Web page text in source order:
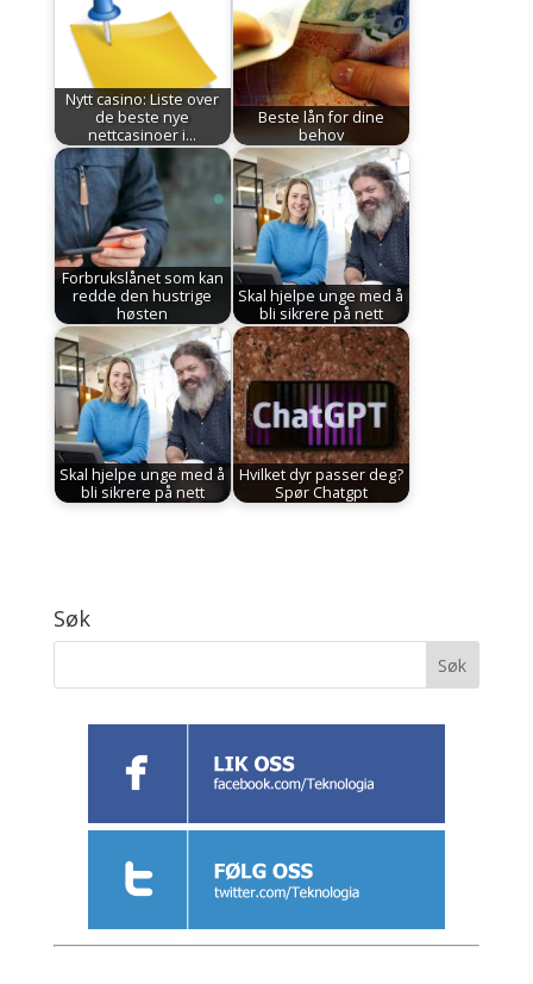
Nytt casino: Liste over
de beste nye
nettcasinoer i…
Beste lån for dine
behov
Forbrukslånet som kan
redde den hustrige
høsten
Skal hjelpe unge med å
bli sikrere på nett
Skal hjelpe unge med å
bli sikrere på nett
Hvilket dyr passer deg?
Spør Chatgpt
Søk